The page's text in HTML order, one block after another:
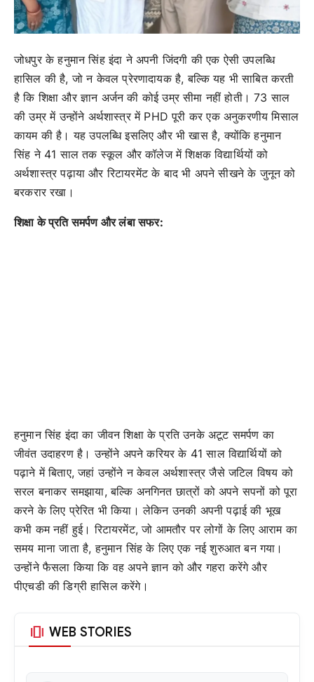
जोधपुर के हनुमान सिंह इंदा ने अपनी जिंदगी की एक ऐसी उपलब्धि
हासिल की है, जो न केवल प्रेरणादायक है, बल्कि यह भी साबित करती
है कि शिक्षा और ज्ञान अर्जन की कोई उम्र सीमा नहीं होती। 73 साल
की उम्र में उन्होंने अर्थशास्त्र में PHD पूरी कर एक अनुकरणीय मिसाल
कायम की है। यह उपलब्धि इसलिए और भी खास है, क्योंकि हनुमान
सिंह ने 41 साल तक स्कूल और कॉलेज में शिक्षक विद्यार्थियों को
अर्थशास्त्र पढ़ाया और रिटायरमेंट के बाद भी अपने सीखने के जुनून को
बरकरार रखा।
शिक्षा के प्रति समर्पण और लंबा सफर:
हनुमान सिंह इंदा का जीवन शिक्षा के प्रति उनके अटूट समर्पण का
जीवंत उदाहरण है। उन्होंने अपने करियर के 41 साल विद्यार्थियों को
पढ़ाने में बिताए, जहां उन्होंने न केवल अर्थशास्त्र जैसे जटिल विषय को
सरल बनाकर समझाया, बल्कि अनगिनत छात्रों को अपने सपनों को पूरा
करने के लिए प्रेरित भी किया। लेकिन उनकी अपनी पढ़ाई की भूख
कभी कम नहीं हुई। रिटायरमेंट, जो आमतौर पर लोगों के लिए आराम का
समय माना जाता है, हनुमान सिंह के लिए एक नई शुरुआत बन गया।
उन्होंने फैसला किया कि वह अपने ज्ञान को और गहरा करेंगे और
पीएचडी की डिग्री हासिल करेंगे।
amp_stories WEB STORIES